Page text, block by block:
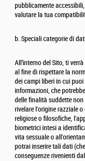
pubblicamente
valutare la tua
b. Speciali categorie di
All’interno del Sito, ti
al fine di rispettare la
dei campi liberi in cui
informazioni, che
delle finalità suddette
rivelare l'origine razziale
religiose o filosofiche,
biometrici intesi a
vita sessuale o
potrai inserire tali dati
conseguenze rivenienti